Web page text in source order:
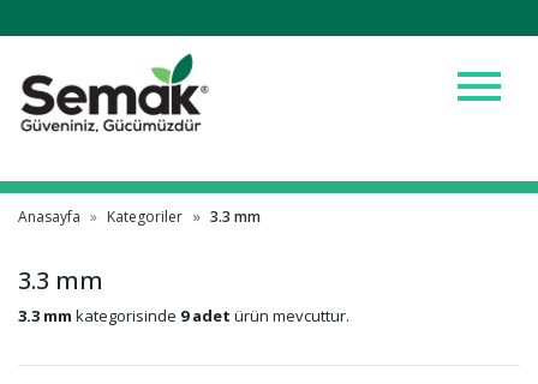
menu
Anasayfa Kategoriler 3.3 mm
3.3 mm
3.3 mm kategorisinde 9 adet ürün mevcuttur.